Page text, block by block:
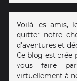
Voilà les amis,
quitter notre
d'aventures et
Ce blog est crée
vous faire
virtuellement à